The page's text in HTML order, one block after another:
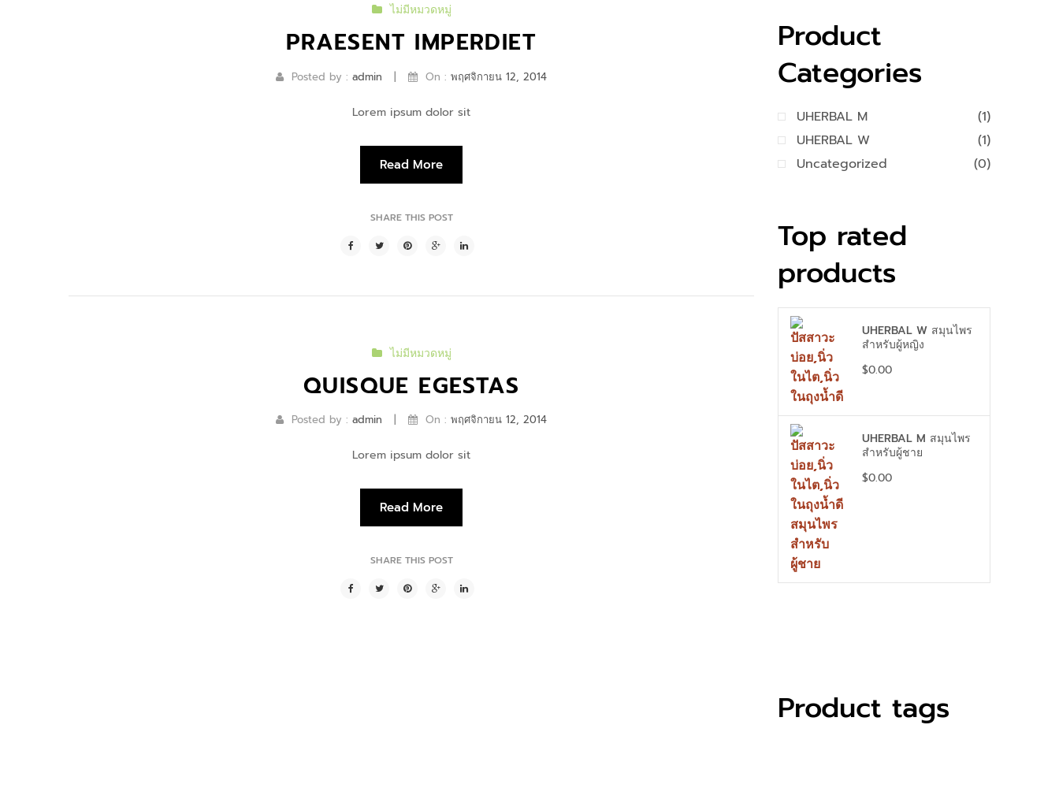
ไม่มีหมวดหมู่
PRAESENT IMPERDIET
Posted by : admin | On : พฤศจิกายน 12, 2014
Lorem ipsum dolor sit
Read More
SHARE THIS POST
ไม่มีหมวดหมู่
QUISQUE EGESTAS
Posted by : admin | On : พฤศจิกายน 12, 2014
Lorem ipsum dolor sit
Read More
SHARE THIS POST
Product
Categories
UHERBAL M
(1)
UHERBAL W
(1)
Uncategorized
(0)
Top rated
products
UHERBAL W สมุนไพร
สำหรับผู้หญิง
$0.00
UHERBAL M สมุนไพร
สำหรับผู้ชาย
$0.00
Product tags